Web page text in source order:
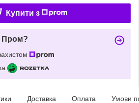
Купити з
Пром?
Доставка Оплата Умови